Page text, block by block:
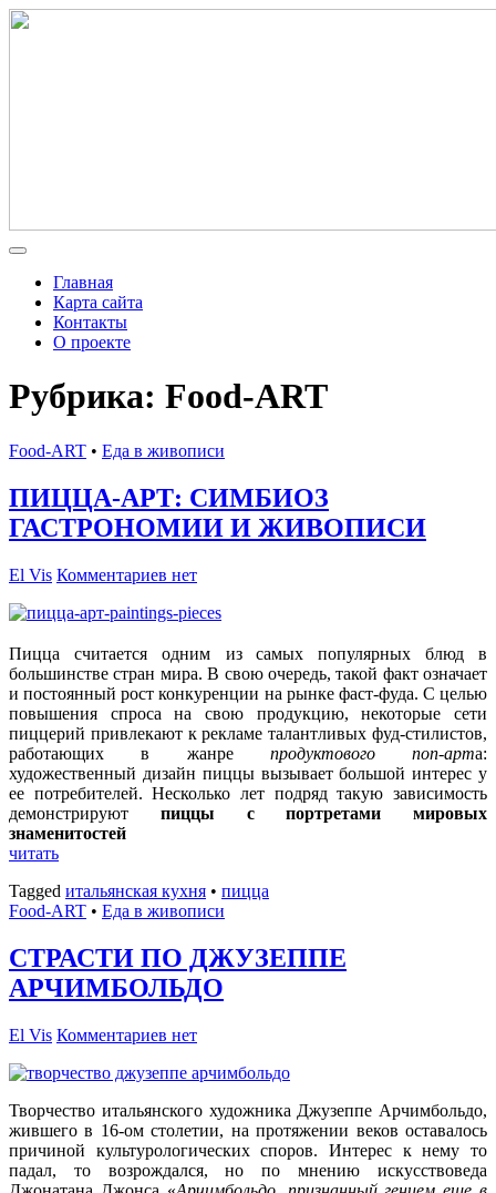
Главная
Карта сайта
Контакты
О проекте
Рубрика: Food-ART
Food-ART • Еда в живописи
ПИЦЦА-АРТ: СИМБИОЗ
ГАСТРОНОМИИ И ЖИВОПИСИ
El Vis Комментариев нет
Пицца считается одним
из самых популярных блюд в
большинстве стран мира. В свою очередь, такой факт означает
и постоянный рост конкуренции на рынке фаст-фуда. С целью
повышения спроса на свою продукцию, некоторые сети
пиццерий привлекают к рекламе талантливых фуд-стилистов,
работающих в жанре продуктового поп-арта:
художественный дизайн пиццы вызывает большой интерес у
ее потребителей. Несколько лет подряд такую зависимость
демонстрируют пиццы с портретами мировых
знаменитостей
читать
Tagged итальянская кухня • пицца
Food-ART • Еда в живописи
СТРАСТИ ПО ДЖУЗЕППЕ
АРЧИМБОЛЬДО
El Vis Комментариев нет
Творчество итальянского художника Джузеппе Арчимбольдо,
жившего в 16-ом столетии, на протяжении веков оставалось
причиной культурологических споров. Интерес к нему то
падал, то возрождался, но по мнению искусствоведа